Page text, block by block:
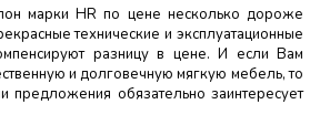
марки HR по цене несколько дороже
технические и эксплуатационные
разницу в цене. И если Вам
и долговечную мягкую мебель, то
предложения обязательно заинтересует